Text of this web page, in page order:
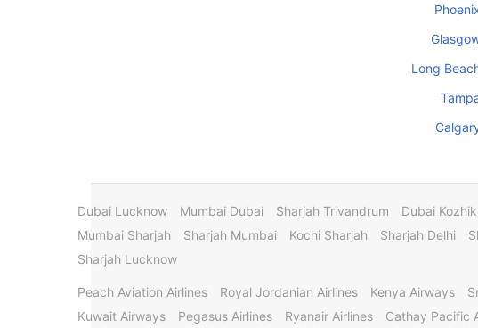
Long
Dubai
Sharjah Trivandrum
Mumbai Dubai
Dubai Lucknow
Sharjah Delhi
Kochi Sharjah
Sharjah Mumbai
Mumbai Sharjah
Sharjah Lucknow
Kenya Airways
Royal Jordanian Airlines
Peach Aviation Airlines
Cathay Pacific
Ryanair Airlines
Pegasus Airlines
Kuwait Airways